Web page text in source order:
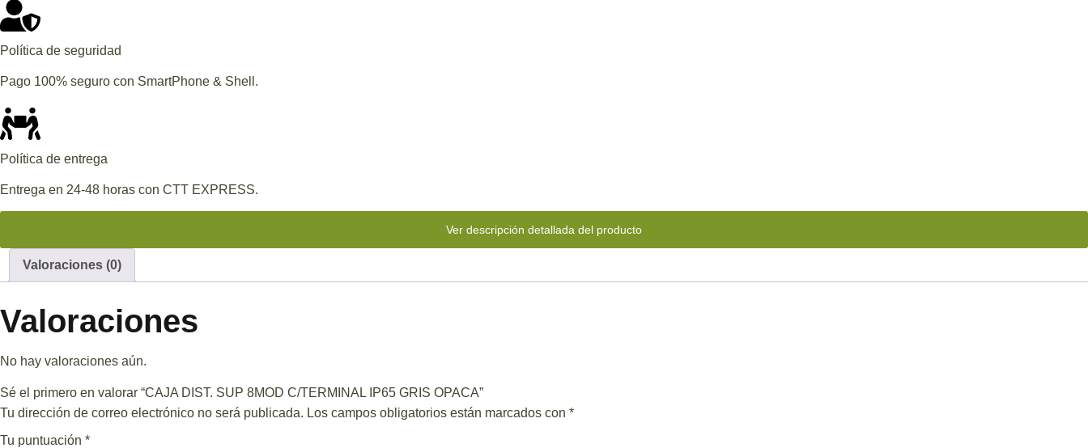
Política de seguridad
Pago 100% seguro con SmartPhone & Shell.
Política de entrega
Entrega en 24-48 horas con CTT EXPRESS.
Ver descripción detallada del producto
Valoraciones (0)
Valoraciones
No hay valoraciones aún.
Sé el primero en valorar “CAJA DIST. SUP 8MOD C/TERMINAL IP65 GRIS OPACA”
Tu dirección de correo electrónico no será publicada. Los campos obligatorios están marcados con *
Tu puntuación *